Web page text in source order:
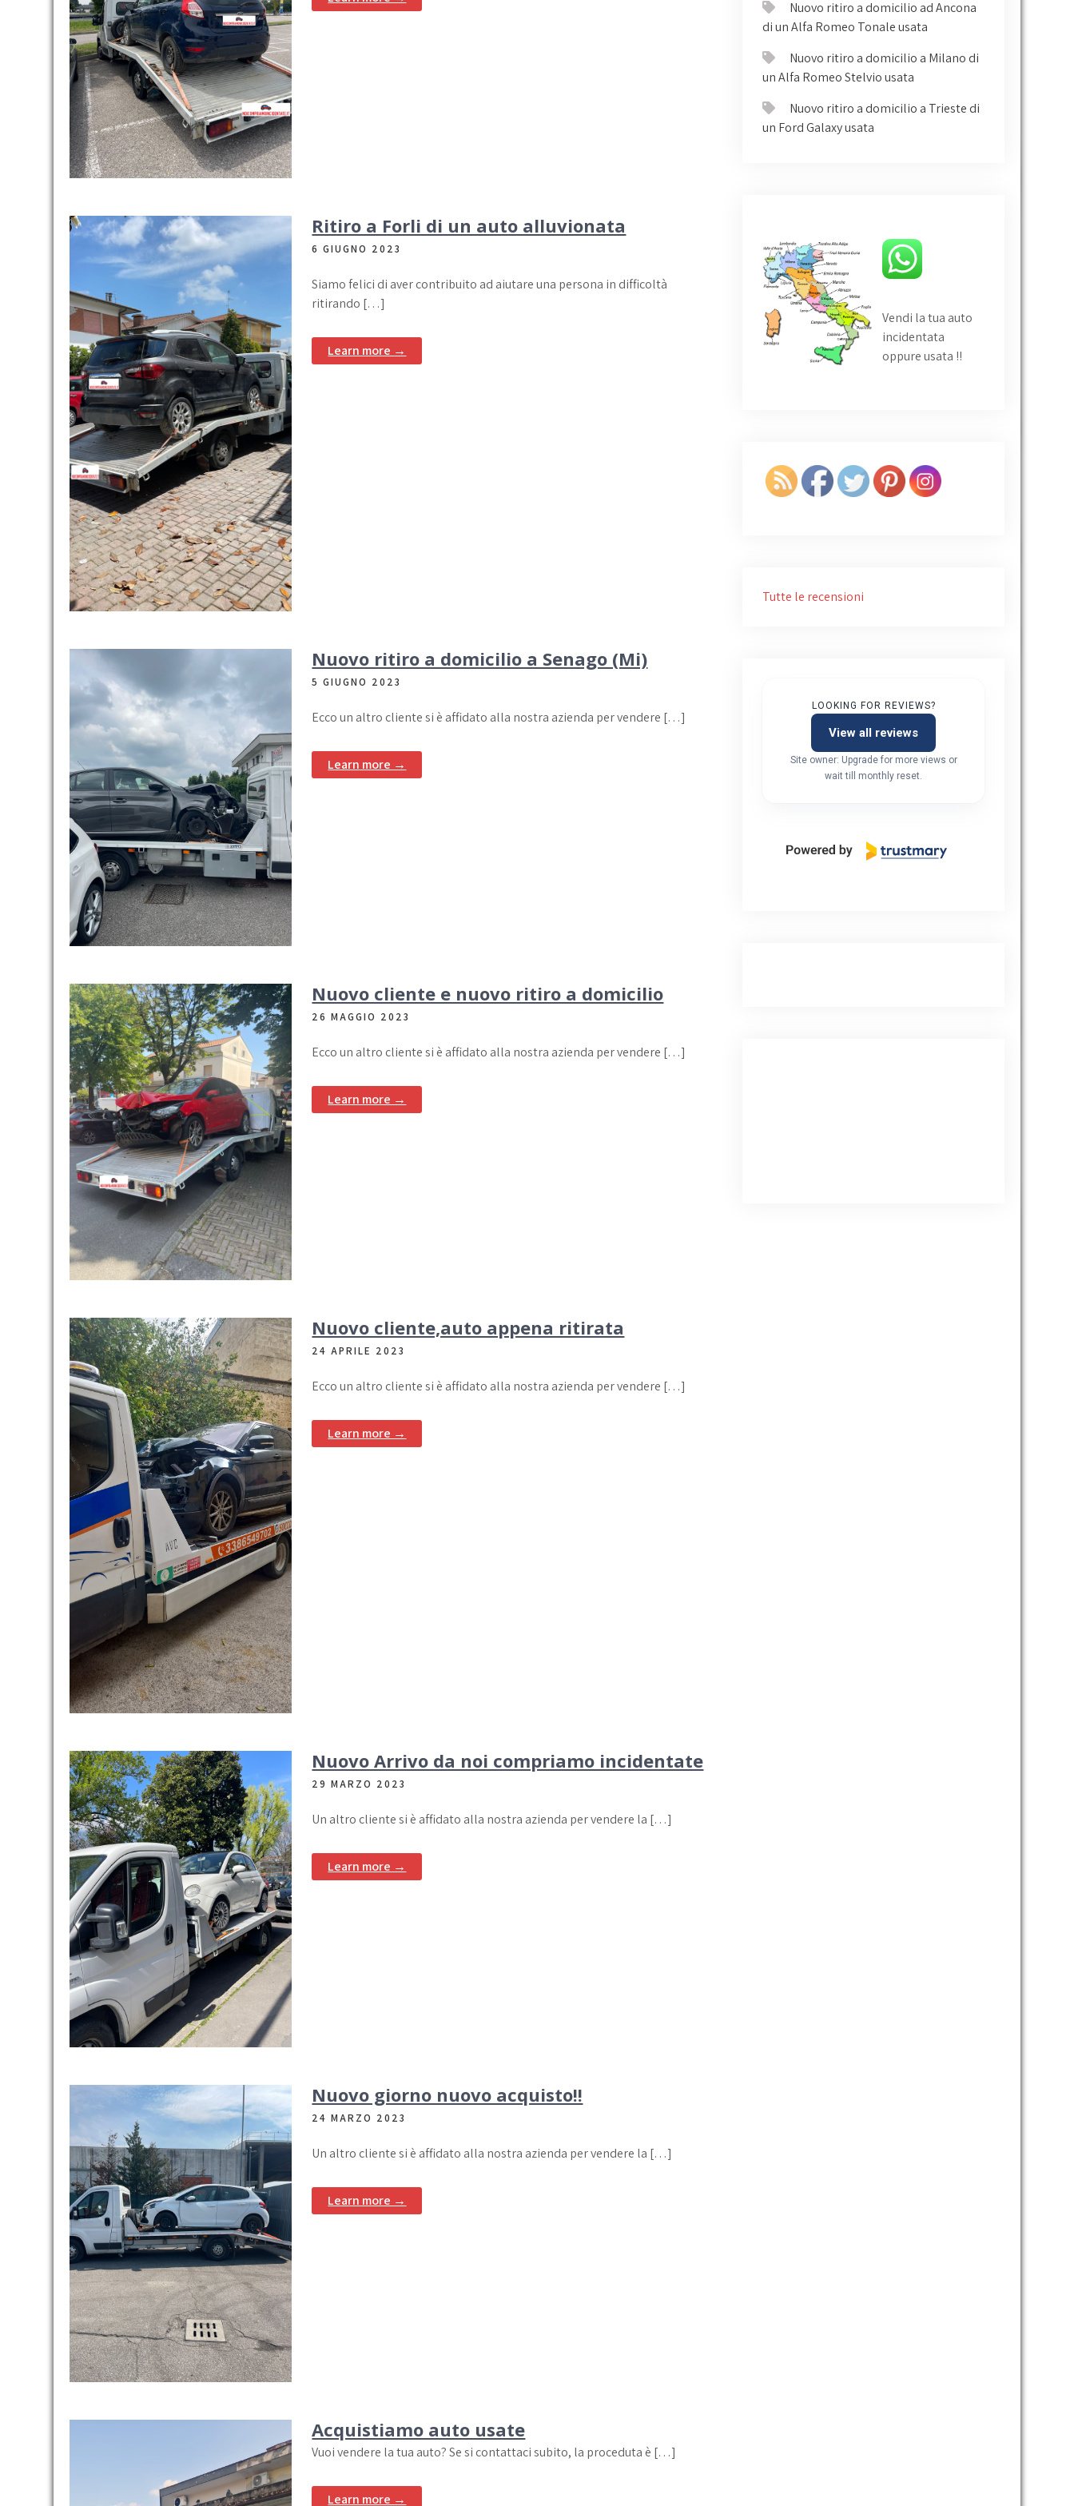
Ritiro a Forli di un auto alluvionata
6 GIUGNO 2023
Siamo felici di aver contribuito ad aiutare una persona in difficoltà
ritirando […]
Learn more →
Nuovo ritiro a domicilio a Senago (Mi)
5 GIUGNO 2023
Ecco un altro cliente si è affidato alla nostra azienda per vendere […]
Learn more →
Nuovo cliente e nuovo ritiro a domicilio
26 MAGGIO 2023
Ecco un altro cliente si è affidato alla nostra azienda per vendere […]
Learn more →
Nuovo cliente,auto appena ritirata
24 APRILE 2023
Ecco un altro cliente si è affidato alla nostra azienda per vendere […]
Learn more →
Nuovo Arrivo da noi compriamo incidentate
29 MARZO 2023
Un altro cliente si è affidato alla nostra azienda per vendere la […]
Learn more →
Nuovo giorno nuovo acquisto!!
24 MARZO 2023
Un altro cliente si è affidato alla nostra azienda per vendere la […]
Learn more →
Acquistiamo auto usate
Vuoi vendere la tua auto? Se si contattaci subito, la proceduta è […]
Learn more →
Nuovo ritiro a domicilio ad Ancona
di un Alfa Romeo Tonale usata
Nuovo ritiro a domicilio a Milano di
un Alfa Romeo Stelvio usata
Nuovo ritiro a domicilio a Trieste di
un Ford Galaxy usata
Vendi la tua auto
incidentata
oppure usata !!
Tutte le recensioni
LOOKING FOR REVIEWS?
View all reviews
Site owner: Upgrade for more views or
wait till monthly reset.